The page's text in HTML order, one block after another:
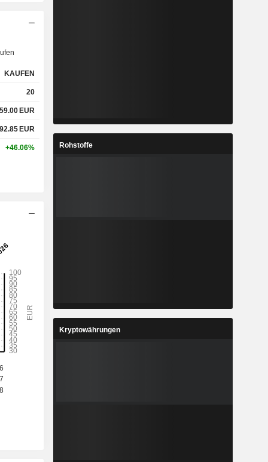
KAUFEN
20
EUR
EUR
+46.06% Rohstoffe
Kryptowährungen